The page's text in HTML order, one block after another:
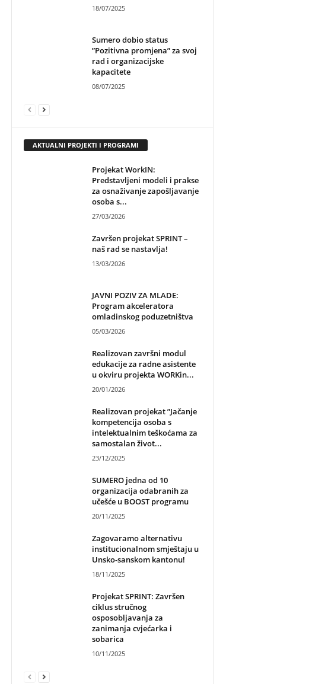
18/07/2025
Sumero dobio status
”Pozitivna promjena” za svoj
rad i organizacijske
kapacitete
08/07/2025
AKTUALNI PROJEKTI I PROGRAMI
Projekat WorkIN:
Predstavljeni modeli i prakse
za osnaživanje zapošljavanje
osoba s...
27/03/2026
Završen projekat SPRINT –
naš rad se nastavlja!
13/03/2026
JAVNI POZIV ZA MLADE:
Program akceleratora
omladinskog poduzetništva
05/03/2026
Realizovan završni modul
edukacije za radne asistente
u okviru projekta WORKin...
20/01/2026
Realizovan projekat ”Jačanje
kompetencija osoba s
intelektualnim teškoćama za
samostalan život...
23/12/2025
SUMERO jedna od 10
organizacija odabranih za
učešće u BOOST programu
20/11/2025
Zagovaramo alternativu
institucionalnom smještaju u
Unsko-sanskom kantonu!
18/11/2025
Projekat SPRINT: Završen
ciklus stručnog
osposobljavanja za
zanimanja cvjećarka i
sobarica
10/11/2025